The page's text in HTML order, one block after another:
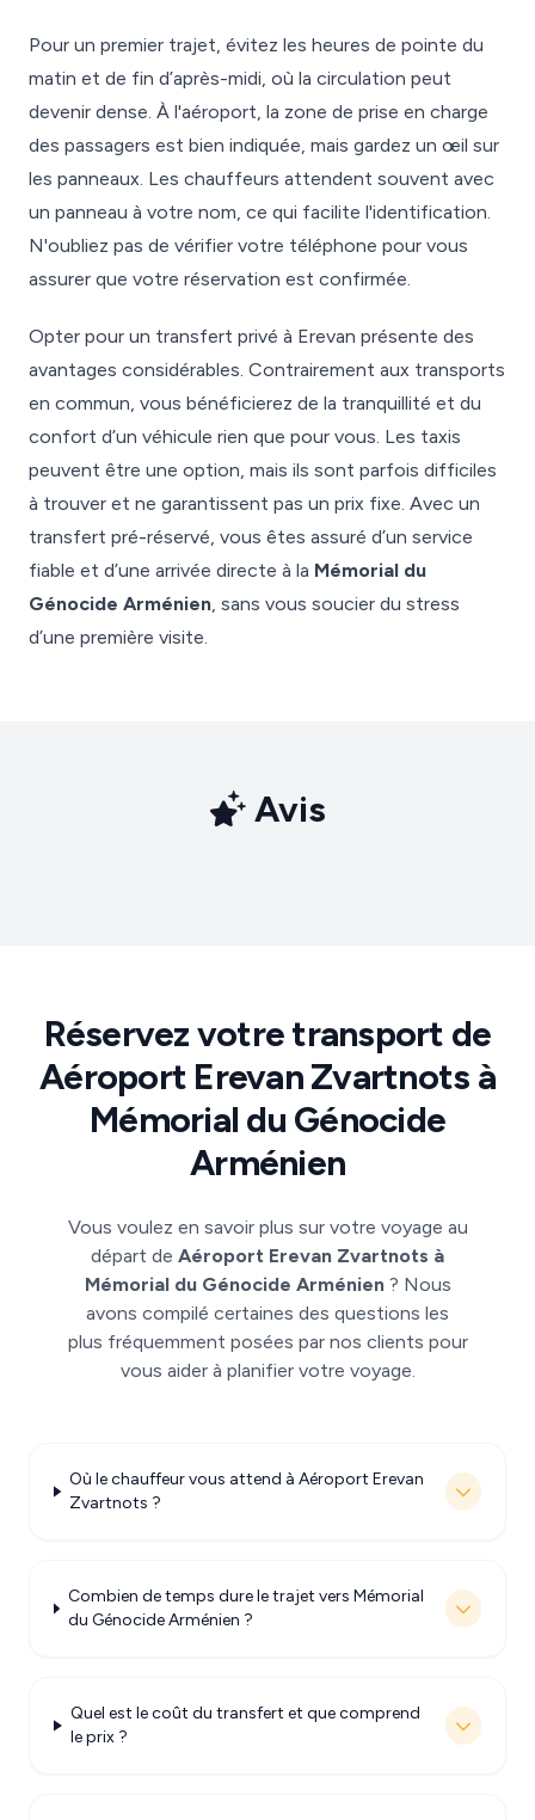
Pour un premier trajet, évitez les heures de pointe du
matin et de fin d’après-midi, où la circulation peut
devenir dense. À l'aéroport, la zone de prise en charge
des passagers est bien indiquée, mais gardez un œil sur
les panneaux. Les chauffeurs attendent souvent avec
un panneau à votre nom, ce qui facilite l'identification.
N'oubliez pas de vérifier votre téléphone pour vous
assurer que votre réservation est confirmée.
Opter pour un transfert privé à Erevan présente des
avantages considérables. Contrairement aux transports
en commun, vous bénéficierez de la tranquillité et du
confort d’un véhicule rien que pour vous. Les taxis
peuvent être une option, mais ils sont parfois difficiles
à trouver et ne garantissent pas un prix fixe. Avec un
transfert pré-réservé, vous êtes assuré d’un service
fiable et d’une arrivée directe à la Mémorial du
Génocide Arménien, sans vous soucier du stress
d’une première visite.
Avis
Réservez votre transport de
Aéroport Erevan Zvartnots à
Mémorial du Génocide
Arménien
Vous voulez en savoir plus sur votre voyage au
départ de Aéroport Erevan Zvartnots à
Mémorial du Génocide Arménien ? Nous
avons compilé certaines des questions les
plus fréquemment posées par nos clients pour
vous aider à planifier votre voyage.
Où le chauffeur vous attend à Aéroport Erevan
Zvartnots ?
Combien de temps dure le trajet vers Mémorial
du Génocide Arménien ?
Quel est le coût du transfert et que comprend
le prix ?